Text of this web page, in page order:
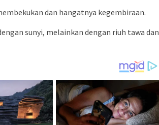
dan hangatnya kegembiraan.
sunyi, melainkan dengan riuh tawa dan